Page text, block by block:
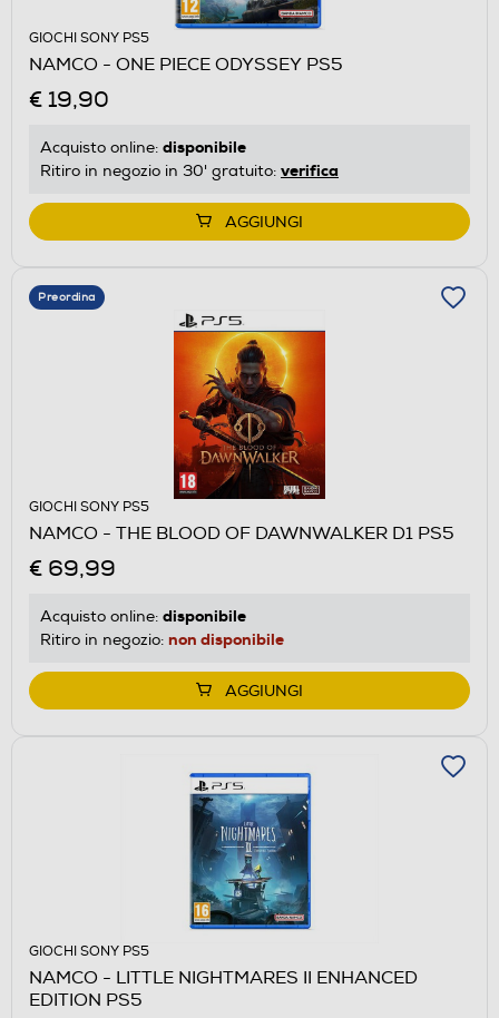
GIOCHI SONY PS5
NAMCO - ONE PIECE ODYSSEY PS5
€ 19,90
Acquisto online: disponibile
Ritiro in negozio in 30' gratuito: verifica
AGGIUNGI
Preordina
GIOCHI SONY PS5
NAMCO - THE BLOOD OF DAWNWALKER D1 PS5
€ 69,99
Acquisto online: disponibile
Ritiro in negozio: non disponibile
AGGIUNGI
GIOCHI SONY PS5
NAMCO - LITTLE NIGHTMARES II ENHANCED
EDITION PS5